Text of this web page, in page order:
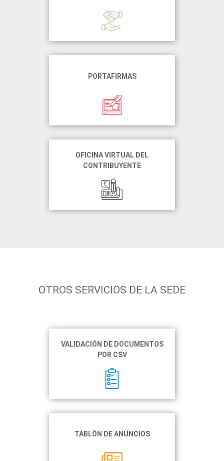
PORTAFIRMAS
OFICINA VIRTUAL DEL
CONTRIBUYENTE
OTROS SERVICIOS DE LA SEDE
VALIDACIÓN DE DOCUMENTOS
POR CSV
TABLÓN DE ANUNCIOS